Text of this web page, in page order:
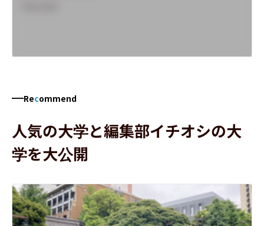
Recommend
人気の大学と編集部イチオシの大
学を大公開